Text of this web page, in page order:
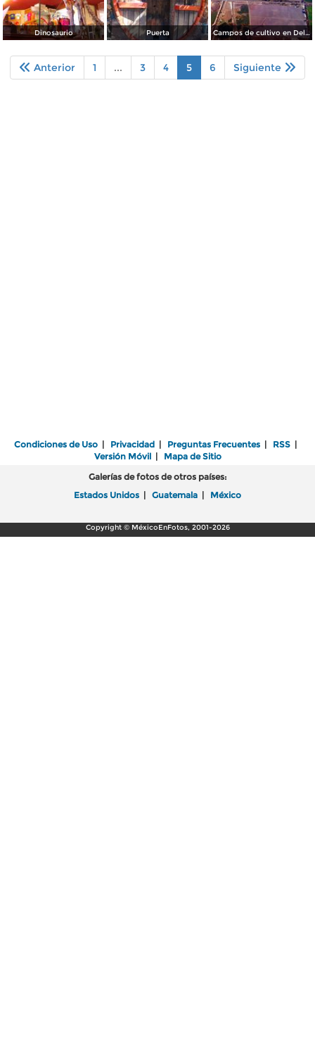
Dinosaurio Puerta Campos de cultivo en Delicias
Anterior 1 ... 3 4 5 6 Siguiente
Condiciones de Uso | Privacidad | Preguntas Frecuentes | RSS |
Versión Móvil| Mapa de Sitio
Galerías de fotos de otros países:
Estados Unidos | Guatemala | México
Copyright © MéxicoEnFotos, 2001-2026